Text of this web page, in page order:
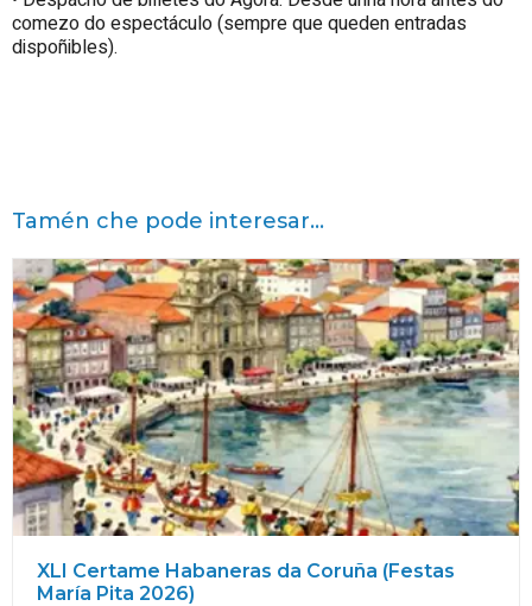
comezo do espectáculo (sempre que queden entradas
dispoñibles).
Tamén che pode interesar...
XLI Certame Habaneras da Coruña (Festas
María Pita 2026)